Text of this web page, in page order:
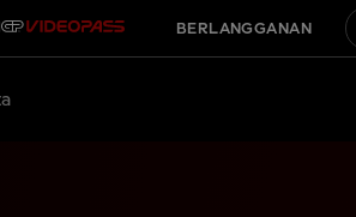
BERLANGGANAN